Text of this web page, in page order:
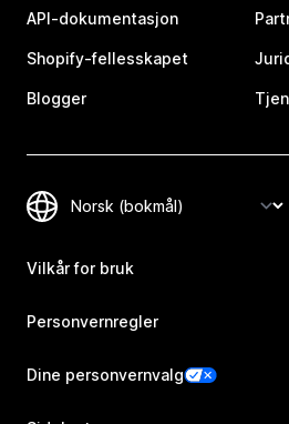
API-dokumentasjon
Shopify-fellesskapet
Blogger
Vilkår for bruk
Personvernregler
Dine personvernvalg